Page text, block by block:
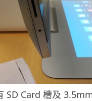
SD Card 槽及